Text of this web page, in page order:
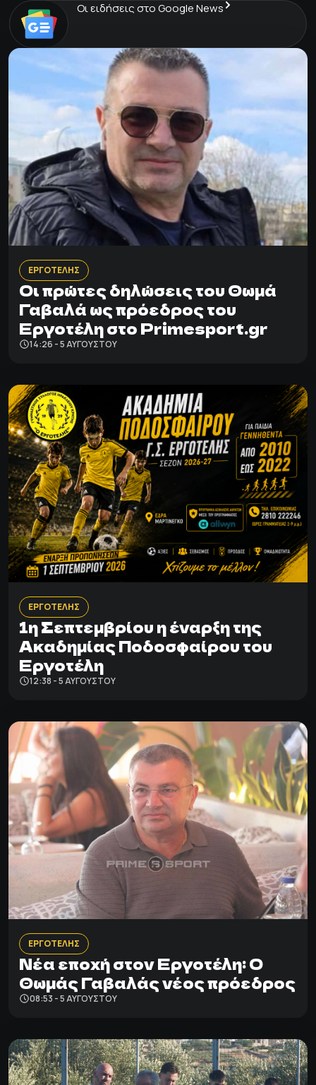
Οι ειδήσεις στο Google News
ΕΡΓΟΤΕΛΗΣ
Οι πρώτες δηλώσεις του Θωμά
Γαβαλά ως πρόεδρος του
Εργοτέλη στο Primesport.gr
14:26 - 5 ΑΥΓΟΎΣΤΟΥ
ΕΡΓΟΤΕΛΗΣ
1η Σεπτεμβρίου η έναρξη της
Ακαδημίας Ποδοσφαίρου του
Εργοτέλη
12:38 - 5 ΑΥΓΟΎΣΤΟΥ
ΕΡΓΟΤΕΛΗΣ
Νέα εποχή στον Εργοτέλη: Ο
Θωμάς Γαβαλάς νέος πρόεδρος
08:53 - 5 ΑΥΓΟΎΣΤΟΥ